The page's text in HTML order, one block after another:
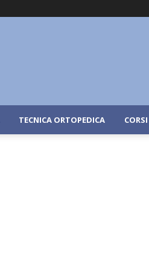
TECNICA ORTOPEDICA CORSI